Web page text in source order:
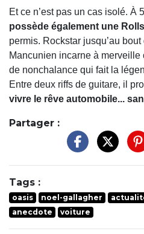
Et ce n’est pas un cas isolé. À
possède également une
permis. Rockstar jusqu’au bout
Mancunien incarne à
de nonchalance qui fait la
Entre deux riffs de guitare, il
vivre le rêve automobile...
Partager :
Tags :
oasis noel-gallagher
anecdote
voiture